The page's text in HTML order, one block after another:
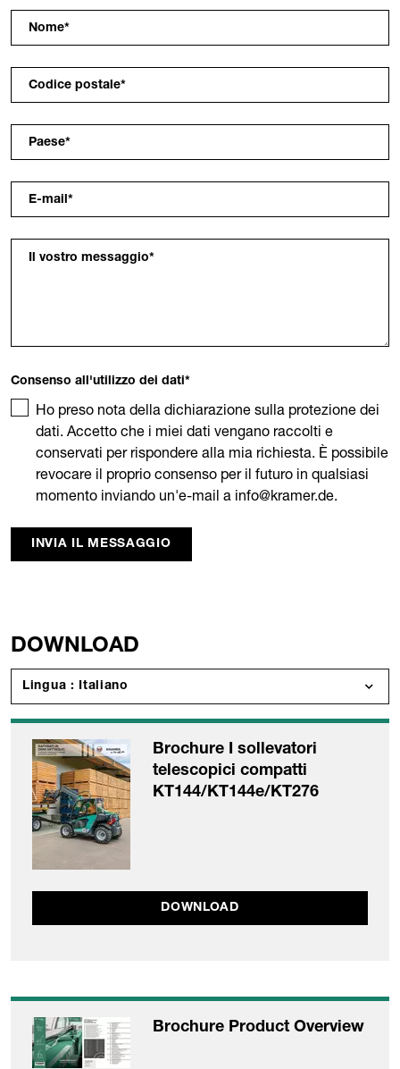
Nome*
Codice postale*
Paese*
E-mail*
Il vostro messaggio*
Consenso all'utilizzo dei dati*
Ho preso nota della dichiarazione sulla protezione dei
dati. Accetto che i miei dati vengano raccolti e
conservati per rispondere alla mia richiesta. È possibile
revocare il proprio consenso per il futuro in qualsiasi
momento inviando un'e-mail a info@kramer.de.
INVIA IL MESSAGGIO
DOWNLOAD
Lingua : Italiano
Brochure I sollevatori
telescopici compatti
KT144/KT144e/KT276
DOWNLOAD
Brochure Product Overview